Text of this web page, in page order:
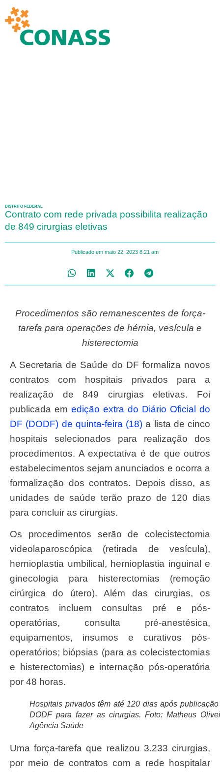
DISTRITO FEDERAL
Contrato com rede privada possibilita realização
de 849 cirurgias eletivas
Publicado em maio 22, 2023 8:21 am
Procedimentos são remanescentes de força-
tarefa para operações de hérnia, vesícula e
histerectomia
A Secretaria de Saúde do DF formaliza novos
contratos com hospitais privados para a
realização de 849 cirurgias eletivas. Foi
publicada em edição extra do Diário Oficial do
DF (DODF) de quinta-feira (18) a lista de cinco
hospitais selecionados para realização dos
procedimentos. A expectativa é de que outros
estabelecimentos sejam anunciados e ocorra a
formalização dos contratos. Depois disso, as
unidades de saúde terão prazo de 120 dias
para concluir as cirurgias.
Os procedimentos serão de colecistectomia
videolaparoscópica (retirada de vesícula),
hernioplastia umbilical, hernioplastia inguinal e
ginecologia para histerectomias (remoção
cirúrgica do útero). Além das cirurgias, os
contratos incluem consultas pré e pós-
operatórias, consulta pré-anestésica,
equipamentos, insumos e curativos pós-
operatórios; biópsias (para as colecistectomias
e histerectomias) e internação pós-operatória
por 48 horas.
Hospitais privados têm até 120 dias após
DODF para fazer as cirurgias. Foto: Matheus
Agência Saúde
Uma força-tarefa que realizou 3.233 cirurgias,
por meio de contratos com a rede hospitalar